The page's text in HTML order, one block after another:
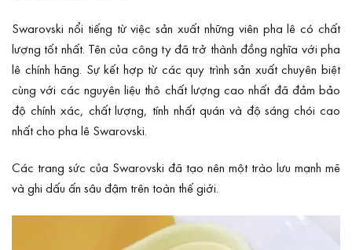
Swarovski nổi tiếng từ việc sản xuất những viên pha lê có chất
lượng tốt nhất. Tên của công ty đã trở thành đồng nghĩa với pha
lê chính hãng. Sự kết hợp từ các quy trình sản xuất chuyên biệt
cùng với các nguyên liệu thô chất lượng cao nhất đã đảm bảo
độ chính xác, chất lượng, tính nhất quán và độ sáng chói cao
nhất cho pha lê Swarovski.
Các trang sức của Swarovski đã tạo nên một trào lưu mạnh mẽ
và ghi dấu ấn sâu đậm trên toàn thế giới.